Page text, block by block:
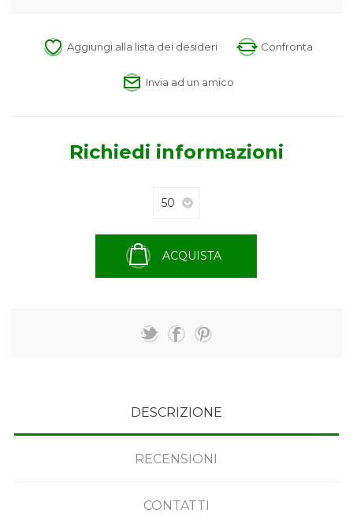
Aggiungi alla lista dei desideri Confronta
Invia ad un amico
Richiedi informazioni
ACQUISTA
DESCRIZIONE
RECENSIONI
CONTATTI